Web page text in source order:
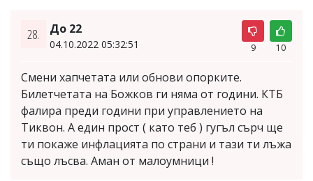
28. До 22
04.10.2022 05:32:51 9 10
Смени хапчетата или обнови опорките.
Билетчетата на Божков ги няма от години. КТБ
фалира преди години при управлението на
Тиквон. А един прост ( като теб ) гугъл сърч ще
ти покаже инфлацията по страни и тази ти лъжа
също лъсва. Аман от малоумници !